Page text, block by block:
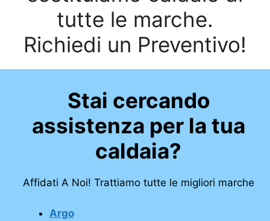
tutte le marche.
Richiedi un Preventivo!
Stai cercando
assistenza per la tua
caldaia?
Affidati A Noi! Trattiamo tutte le migliori marche
Argo